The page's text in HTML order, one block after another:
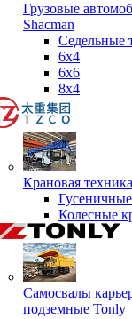
Грузовые
Shacman
Седельные
6х4
6x6
8x4
Крановая
Колесные
Самосвалы
подземные Tonly